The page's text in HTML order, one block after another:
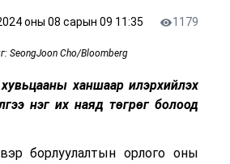
оны 08 сарын 09 11:35 1179
SeongJoon Cho/Bloomberg
ханшаар илэрхийлэх
нэг их наяд төгрөг болоод
борлуулалтын орлого оны